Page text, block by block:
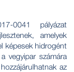
0041 pályázat
amelyek
képesek hidrogént
vegyipar számára
az